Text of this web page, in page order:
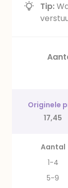
Tip:
Originele
17,45
Aantal
1-4
5-9